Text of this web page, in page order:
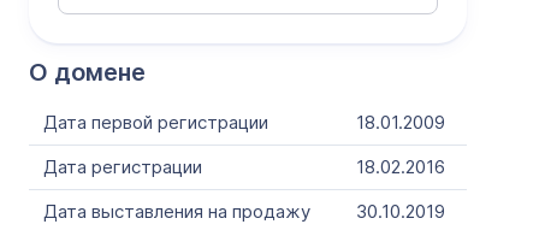
О домене
Дата первой регистрации
18.01.2009
Дата регистрации
18.02.2016
Дата выставления на продажу
30.10.2019